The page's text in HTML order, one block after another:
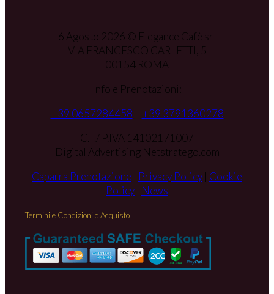
6 Agosto 2026 © Elegance Cafè srl
VIA FRANCESCO CARLETTI, 5
00154 ROMA
Info e Prenotazioni:
+39 0657284458 – +39 3791360278
C.F./ P.IVA 14102171007
Digital Advertising Netstratego.com
Caparra Prenotazione
Privacy Policy Cookie
Policy
News
Termini e Condizioni d'Acquisto